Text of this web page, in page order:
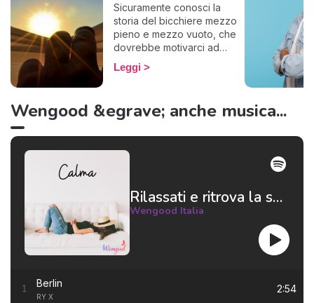
Sicuramente conosci la
storia del bicchiere mezzo
pieno e mezzo vuoto, che
dovrebbe motivarci ad
essere ottimisti. Ecco, alcuni
questo famoso bicchiere lo
via. Insomma, basta con le
pensare positivo.
Leggi
Wengood &egrave; anche musica...
Rilassati e ritrova la serenità 😌
Wengood Italia
1 Berlin
RY X
2:54